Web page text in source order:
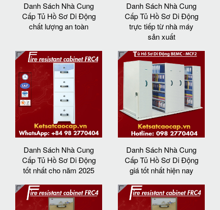
Danh Sách Nhà Cung
Cấp Tủ Hồ Sơ Di Động
chất lượng an toàn
Danh Sách Nhà Cung
Cấp Tủ Hồ Sơ Di Động
trực tiếp từ nhà máy
sản xuất
Danh Sách Nhà Cung
Cấp Tủ Hồ Sơ Di Động
tốt nhất cho năm 2025
Danh Sách Nhà Cung
Cấp Tủ Hồ Sơ Di Động
giá tốt nhất hiện nay